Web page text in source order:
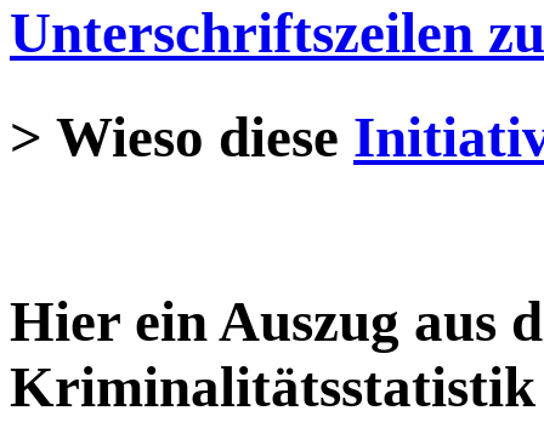
Unterschriftszeilen
> Wieso diese
Hier ein Auszug aus
Kriminalitätsstatistik